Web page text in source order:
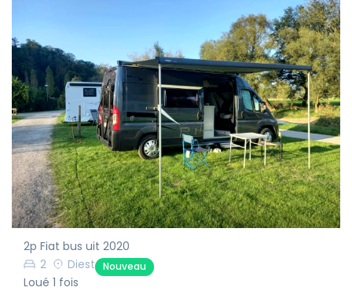
2p Fiat bus uit 2020
2
Diest Nouveau
Loué 1 fois